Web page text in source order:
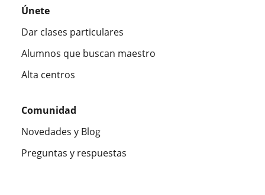
Únete
Dar clases particulares
Alumnos que buscan maestro
Alta centros
Comunidad
Novedades y Blog
Preguntas y respuestas